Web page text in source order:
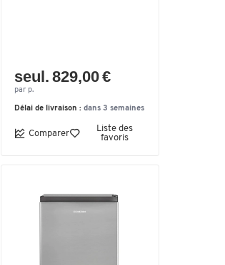
seul. 829,00 €
par p.
Délai de livraison : dans 3 semaines
Comparer
Liste des
favoris